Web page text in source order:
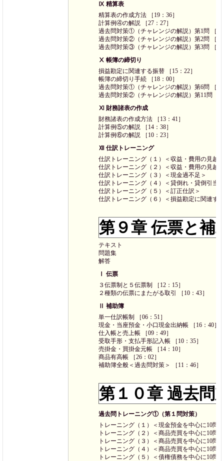
Ⅸ 精算表
精算表の作成方法 ［19：36］
計算例④の解説 ［27：27］
過去問対策①（チャレンジの解説）第1問 ［21
過去問対策②（チャレンジの解説）第2問 ［23
過去問対策③（チャレンジの解説）第3問 ［15
Ⅹ 帳簿の締切り
損益勘定に関連する振替 ［15：22］
帳簿の締切り手続 ［18：00］
過去問対策①（チャレンジの解説）第6問 ［09
過去問対策②（チャレンジの解説）第11問 ［
Ⅺ 財務諸表の作成
財務諸表の作成方法 ［13：41］
計算例⑤の解説 ［14：38］
計算例⑥の解説 ［10：23］
Ⅻ 仕訳トレーニング
仕訳トレーニング（１）＜収益・費用の見越
仕訳トレーニング（２）＜収益・費用の見越
仕訳トレーニング（３）＜現金過不足＞
仕訳トレーニング（４）＜貸倒れ・貸倒引当
仕訳トレーニング（５）＜訂正仕訳＞
仕訳トレーニング（６）＜損益勘定に関連す
第９章 伝票と補
テキスト
問題集
解答
Ⅰ 伝票
３伝票制と５伝票制 ［12：15］
２種類の伝票にまたがる取引 ［10：43］
Ⅱ 補助簿
単一仕訳帳制 ［06：51］
現金・当座預金・小口現金出納帳 ［16：40］
仕入帳と売上帳 ［09：49］
受取手形・支払手形記入帳 ［10：35］
売掛金・買掛金元帳 ［14：10］
商品有高帳 ［26：02］
補助簿全般＜過去問対策＞ ［11：46］
第１０章 過去問
過去問トレーニング①（第１問対策）
トレーニング（１）＜現金預金を中心に10問＞
トレーニング（２）＜商品売買を中心に10問
トレーニング（３）＜商品売買を中心に10問
トレーニング（４）＜商品売買を中心に10問
トレーニング（５）＜債権債務を中心に10問＞